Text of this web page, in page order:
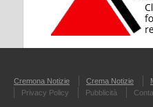
Cremona Notizie Crema Notizie
Privacy Policy
Pubblicità